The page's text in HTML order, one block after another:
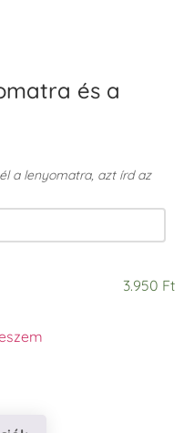
és a
a lenyomatra, azt írd az
3.950 Ft